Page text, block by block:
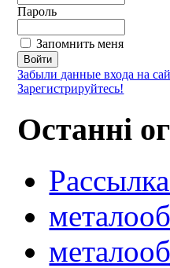
Пароль
Запомнить меня
Забыли данные входа на
Зарегистрируйтесь!
Останні